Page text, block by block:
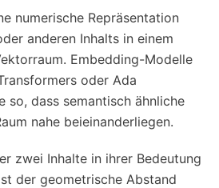
numerische Repräsentation
anderen Inhalts in einem
Embedding-Modelle
oder Ada
so, dass semantisch ähnliche
nahe beieinanderliegen.
zwei Inhalte in ihrer Bedeutung
der geometrische Abstand